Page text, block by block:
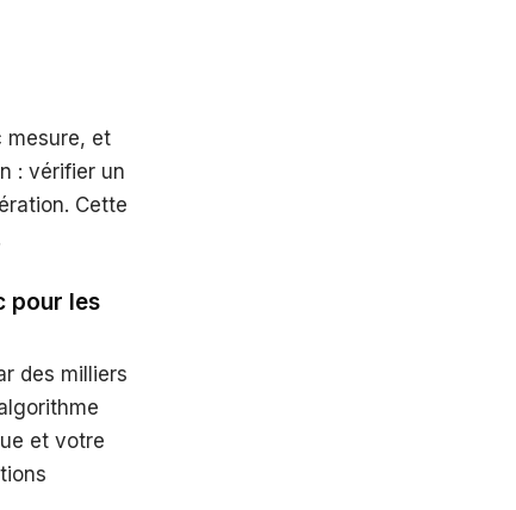
mesure, et
: vérifier un
Cette
pour les
des milliers
et votre